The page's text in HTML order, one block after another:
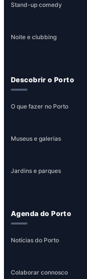
Stand-up comedy
Noite e clubbing
Descobrir o Porto
O que fazer no Porto
Museus e galerias
Jardins e parques
Agenda do Porto
Notícias do Porto
Colaborar connosco